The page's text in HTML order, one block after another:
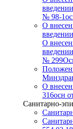
№ 98-
О
О
№
О
316осн
Санитарно-